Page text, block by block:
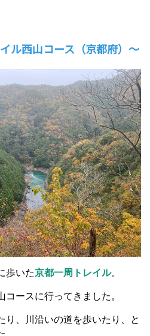
ル西山コース（京都府）～
歩いた京都一周トレイル。
ースに行ってきました。
り、川沿いの道を歩いたり、と